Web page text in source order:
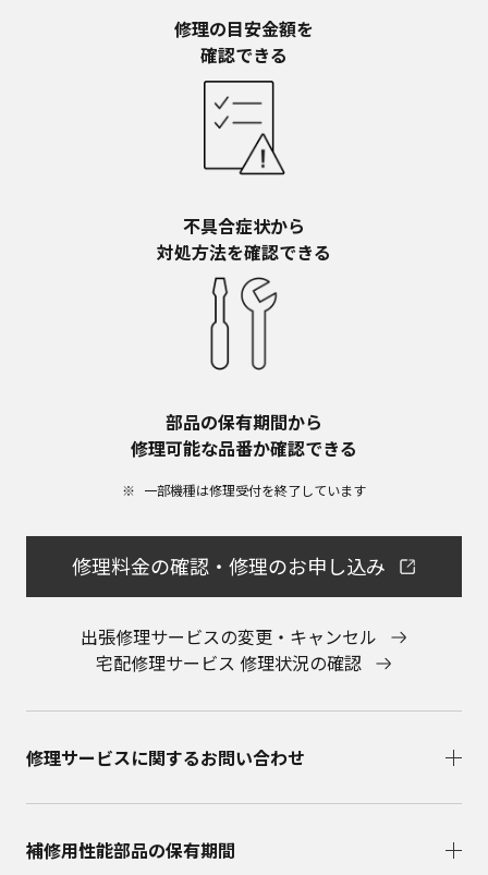
ウェブサイトに掲載する場合もあります。ただ
し、本ウェブサイトに公開されている取扱説明書
は、商品本体に同梱する取扱説明書の変更の度に
修正・更新するものではありません。
商品には、取扱説明書を補足する操作ガイドなど
の印刷物が同梱されていることがありますが、本
ウェブサイトではそれらの印刷物は公開しており
商品ご使用時の安全上のご注意については、取扱
説明書に記載または別途同梱の別紙にてお客様に
ご提供しておりますが、本ウェブサイトでは別紙
にて提供している情報は公開しておりません。
取扱説明書中に記載する安全上のご注意は、法的
開されている取扱説明書に記載の安全上のご注意
についてのご質問等がありましたら、ご購入店、
会社に直接お問い合わせください。
かったことにより万一損害（データの破損・業務の中
断・営業情報の損失などによる損害を含む）が生じ、
の可能性があることについてあらかじめ知らされた場
合でも、当社は一切責任を負いませんことをご了承く
本ウェブサイトのサービスの中止、変更など
容や条件を変更する場合があります。あらかじめご了
取扱説明書は、商品をご購入いただいたお客様のため
の資料です。本ウェブサイトに公開されている取扱説
修理の目安金額を​
確認できる
不具合症状から​
対処方法を確認できる
部品の保有期間から​
修理可能な品番か確認できる
一部機種は修理受付を終了しています​
修理料金の確認・修理のお申し込み
出張修理サービスの変更・キャンセル
宅配修理サービス 修理状況の確認
修理サービスに関するお問い合わせ​
補修用性能部品の保有期間​